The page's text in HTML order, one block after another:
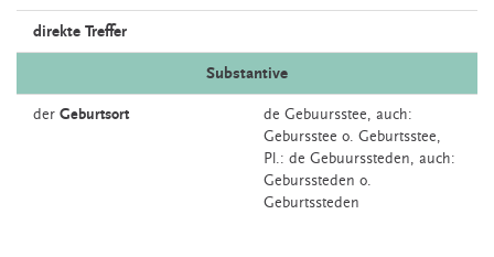
direkte Treffer
Substantive
der Geburtsort de Gebuursstee, auch:
Gebursstee o. Geburtsstee,
Pl.: de Gebuurssteden, auch:
Geburssteden o.
Geburtssteden